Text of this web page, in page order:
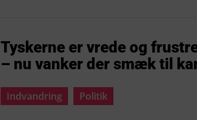
Tyskerne er vrede og
– nu vanker der smæk til
Indvandring Politik